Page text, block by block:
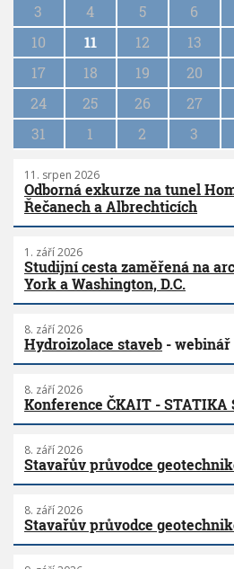
a
i
o
3
4 5 6
10
11 12 13
17
18 19 20
24
25 26 27
31
1 2 3
11. srpen 2026
Odborná exkurze na tunel
Řečanech a Albrechticích
1. září 2026
Studijní cesta zaměřená na
York a Washington, D.C.
8. září 2026
Hydroizolace staveb - webinář
8. září 2026
Konference ČKAIT - STATIKA
8. září 2026
Stavařův průvodce
8. září 2026
Stavařův průvodce